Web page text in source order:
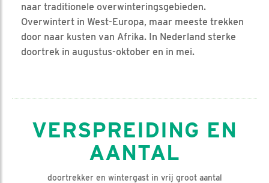
naar traditionele overwinteringsgebieden.
Overwintert in West-Europa, maar meeste trekken
door naar kusten van Afrika. In Nederland sterke
doortrek in augustus-oktober en in mei.
VERSPREIDING EN
AANTAL
doortrekker en wintergast in vrij groot aantal